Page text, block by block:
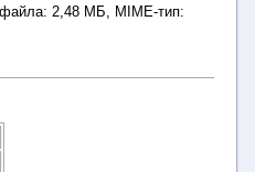
2,48 МБ, MIME-тип: